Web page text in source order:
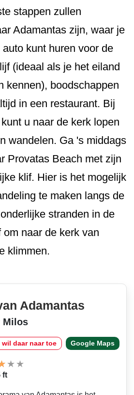
stappen zullen
Adamantas zijn, waar je
kunt huren voor de
(ideaal als je het eiland
kennen), boodschappen
in een restaurant. Bij
u naar de kerk lopen
wandelen. Ga 's middags
Provatas Beach met zijn
klif. Hier is het mogelijk
te maken langs de
stranden in de
om naar de kerk van
klimmen.
Adamantas
Milos
wil daar naar toe Google Maps
ft